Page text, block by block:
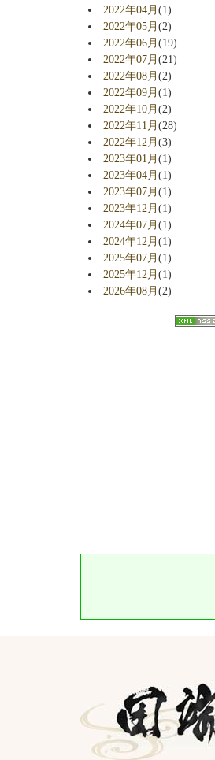
2022年04月(1)
2022年05月(2)
2022年06月(19)
2022年07月(21)
2022年08月(2)
2022年09月(1)
2022年10月(2)
2022年11月(28)
2022年12月(3)
2023年01月(1)
2023年04月(1)
2023年07月(1)
2023年12月(1)
2024年07月(1)
2024年12月(1)
2025年07月(1)
2025年12月(1)
2026年08月(2)